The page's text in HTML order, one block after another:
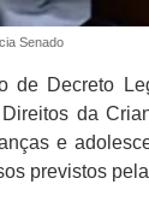
Senado
de Decreto
da
e
previstos